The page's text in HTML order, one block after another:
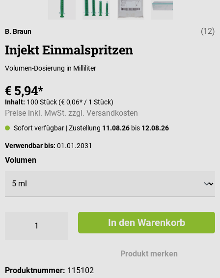
(12)
B. Braun
Injekt Einmalspritzen
Volumen-Dosierung in Milliliter
€ 5,94*
Inhalt: 100 Stück (€ 0,06* / 1 Stück)
Preise inkl. MwSt. zzgl. Versandkosten
Sofort verfügbar | Zustellung 11.08.26 bis 12.08.26
Verwendbar bis: 01.01.2031
Volumenauswählen
In den Warenkorb
Produkt merken
Produktnummer: 115102